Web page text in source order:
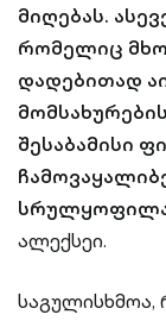
მიღებას.
რომელიც
დადებითად
შესაბამისი
ალექსეი.
საგულისხმოა,